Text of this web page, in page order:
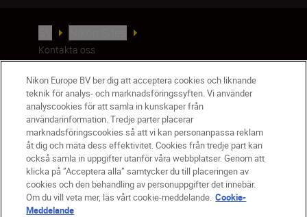
Kontakta oss
Policydokument om personuppgiftsbehandling
Användningsvillkor
Användarvillkor för Nikon Store
Cookie-meddelande
Tillgänglighet
Cookieinställningar
© 2026 Nikon
SKIP
Nikon Europe BV ber dig att acceptera cookies och liknande
teknik för analys- och marknadsföringssyften. Vi använder
analyscookies för att samla in kunskaper från
användarinformation. Tredje parter placerar
marknadsföringscookies så att vi kan personanpassa reklam
åt dig och mäta dess effektivitet. Cookies från tredje part kan
också samla in uppgifter utanför våra webbplatser. Genom att
klicka på ”Acceptera alla” samtycker du till placeringen av
cookies och den behandling av personuppgifter det innebär.
Om du vill veta mer, läs vårt cookie-meddelande. Cookie-
Meddelande